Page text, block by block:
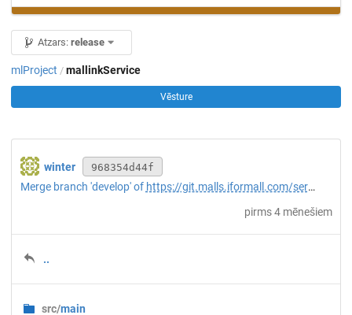
Atzars: release
mlProject / mallinkService
Vēsture
winter 968354d44f
Merge branch 'develop' of https://git.malls.iformall.com/server/mlProject
pirms 4 mēnešiem
..
src/main